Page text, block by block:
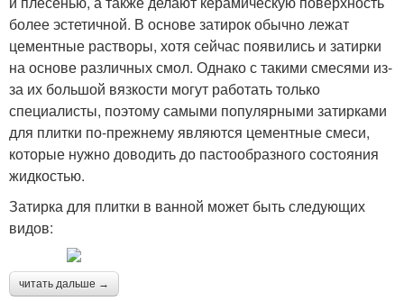
более эстетичной. В основе затирок обычно лежат
цементные растворы, хотя сейчас появились и затирки
на основе различных смол. Однако с такими смесями из-
за их большой вязкости могут работать только
специалисты, поэтому самыми популярными затирками
для плитки по-прежнему являются цементные смеси,
которые нужно доводить до пастообразного состояния
жидкостью.
Затирка для плитки в ванной может быть следующих
видов:
читать дальше →